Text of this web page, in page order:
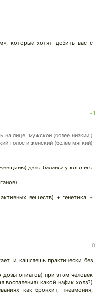
которые хотят добить вас с
+1
лице, мужской (более низкий )
голос и женский (более мягкий)
дело баланса у кого его
веществ) + генетика +
0
и кашляешь практически без
дозы опиатов) при этом человек
какой нафик холз?)
как бронхит, пневмония,